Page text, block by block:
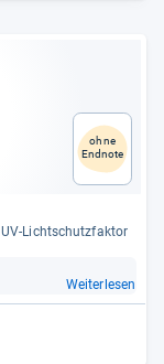
ohne
Endnote
UV-​Licht­schutz­fak­tor
Weiterlesen